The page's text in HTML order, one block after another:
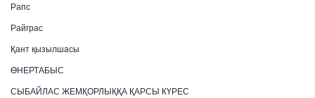
Рапс
Райграс
Қант қызылшасы
ӨНЕРТАБЫС
СЫБАЙЛАС ЖЕМҚОРЛЫҚҚА ҚАРСЫ КҮРЕС